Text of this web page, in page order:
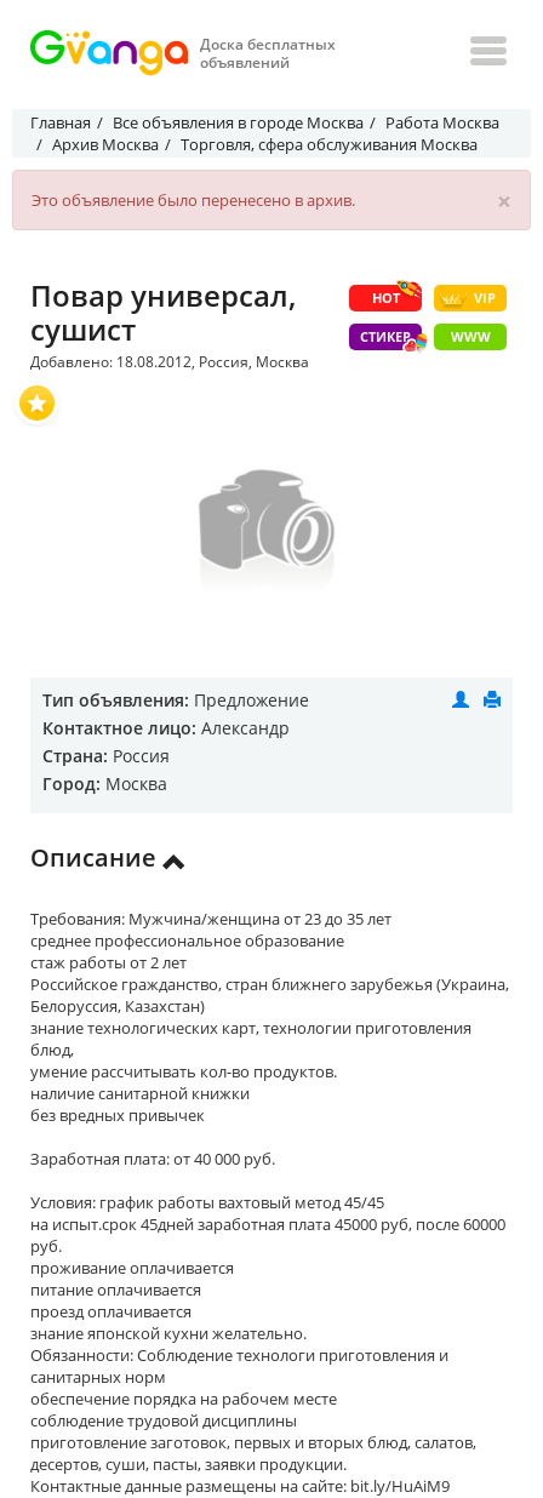
Доска бесплатных
объявлений
Главная Все объявления в городе Москва
Работа Москва
Архив Москва
Торговля, сфера обслуживания Москва
×
Это объявление было перенесено в архив.
HOT VIP
СТИКЕР WWW
Повар универсал,
сушист
Добавлено: 18.08.2012, Россия, Москва
Тип объявления: Предложение
Контактное лицо: Александр
Страна: Россия
Город: Москва
Описание
Требования: Мужчина/женщина от 23 до 35 лет
среднее профессиональное образование
стаж работы от 2 лет
Российское гражданство, стран ближнего зарубежья (Украина,
Белоруссия, Казахстан)
знание технологических карт‚ технологии приготовления
блюд‚
умение рассчитывать кол-во продуктов.
наличие санитарной книжки
без вредных привычек
Заработная плата: от 40 000 руб.
Условия: график работы вахтовый метод 45/45
на испыт.срок 45дней заработная плата 45000 руб, после 60000
руб.
проживание оплачивается
питание оплачивается
проезд оплачивается
знание японской кухни желательно.
Обязанности: Соблюдение технологи приготовления и
санитарных норм
обеспечение порядка на рабочем месте
соблюдение трудовой дисциплины
приготовление заготовок, первых и вторых блюд‚ салатов‚
десертов, суши, пасты, заявки продукции.
Контактные данные размещены на сайте: bit.ly/HuAiM9